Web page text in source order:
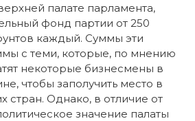
палате парламента,
фонд партии от 250
каждый. Суммы эти
с теми, которые, по мнению
некоторые бизнесмены в
чтобы заполучить место в
стран. Однако, в отличие от
значение палаты